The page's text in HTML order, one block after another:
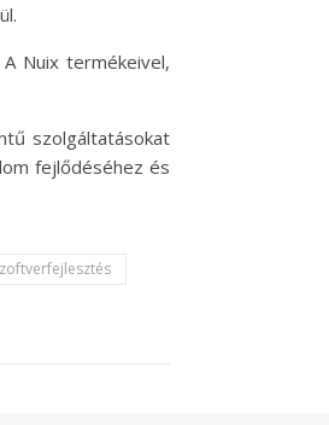
Nuix termékeivel,
szolgáltatásokat
fejlődéséhez és